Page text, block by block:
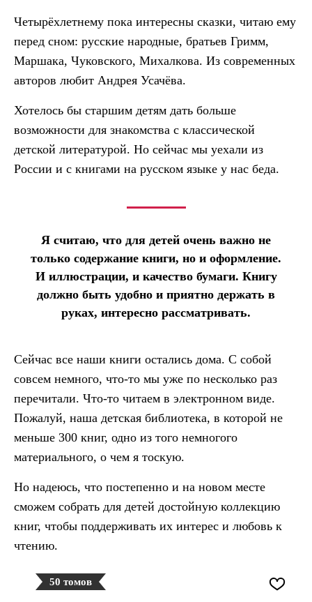
Четырёхлетнему пока интересны сказки, читаю ему
перед сном: русские народные, братьев Гримм,
Маршака, Чуковского, Михалкова. Из современных
авторов любит Андрея Усачёва.
Хотелось бы старшим детям дать больше
возможности для знакомства с классической
детской литературой. Но сейчас мы уехали из
России и с книгами на русском языке у нас беда.
Я считаю, что для детей очень важно не
только содержание книги, но и оформление.
И иллюстрации, и качество бумаги. Книгу
должно быть удобно и приятно держать в
руках, интересно рассматривать.
Сейчас все наши книги остались дома. С собой
совсем немного, что-то мы уже по несколько раз
перечитали. Что-то читаем в электронном виде.
Пожалуй, наша детская библиотека, в которой не
меньше 300 книг, одно из того немногого
материального, о чем я тоскую.
Но надеюсь, что постепенно и на новом месте
сможем собрать для детей достойную коллекцию
книг, чтобы поддерживать их интерес и любовь к
чтению.
50 томов